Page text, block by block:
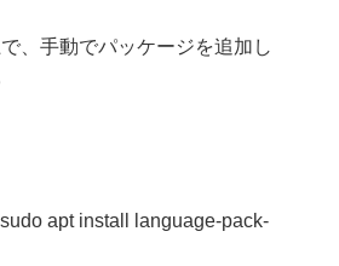
、手動でパッケージを追加し
apt install language-pack-